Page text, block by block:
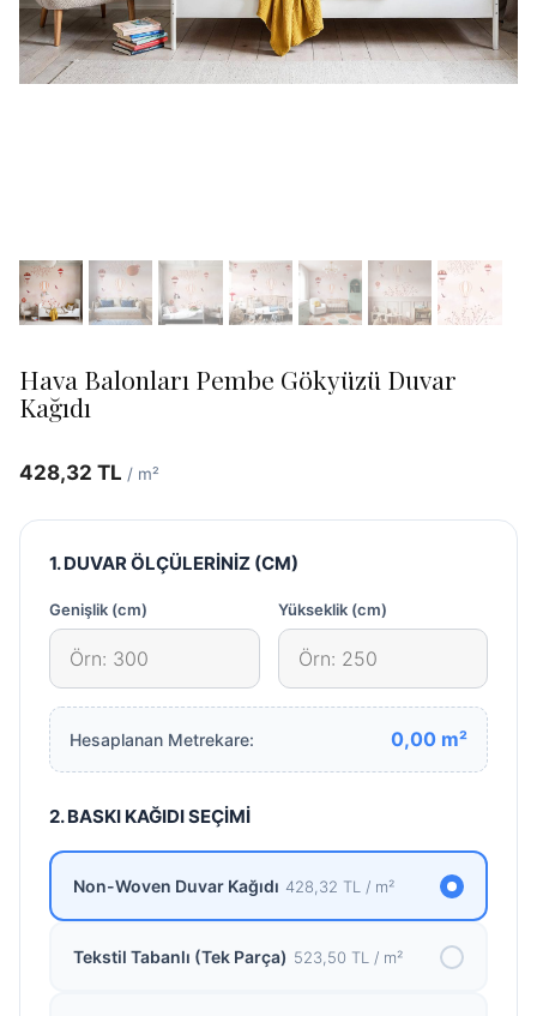
Hava Balonları Pembe Gökyüzü Duvar
Kağıdı
428,32 TL / m²
1. DUVAR ÖLÇÜLERİNİZ (CM)
Genişlik (cm) Yükseklik (cm)
Hesaplanan Metrekare: 0,00 m²
2. BASKI KAĞIDI SEÇİMİ
Non-Woven Duvar Kağıdı 428,32 TL / m²
Tekstil Tabanlı (Tek Parça) 523,50 TL / m²